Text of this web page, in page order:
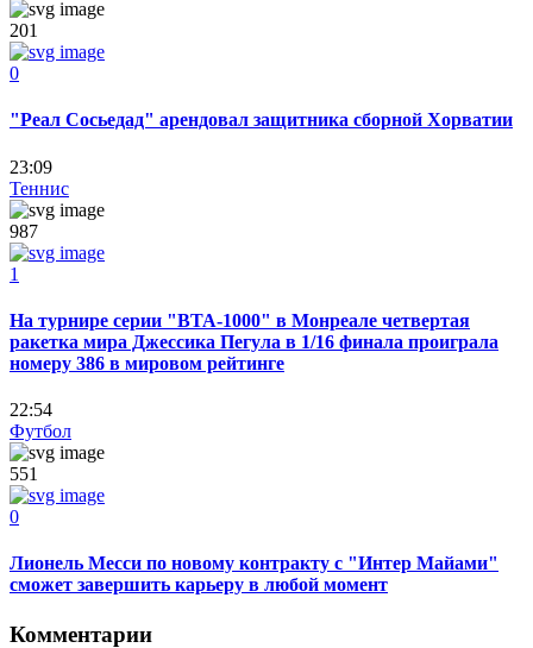
201
0
"Реал Сосьедад" арендовал защитника сборной Хорватии
23:09
Теннис
987
1
На турнире серии "ВТА-1000" в Монреале четвертая
ракетка мира Джессика Пегула в 1/16 финала проиграла
номеру 386 в мировом рейтинге
22:54
Футбол
551
0
Лионель Месси по новому контракту с "Интер Майами"
сможет завершить карьеру в любой момент
Комментарии